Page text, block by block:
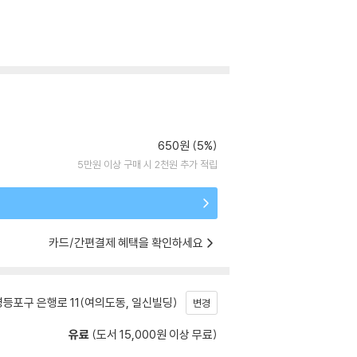
650원 (5%)
5만원 이상 구매 시 2천원 추가 적립
카드/간편결제 혜택을 확인하세요
포구 은행로 11(여의도동, 일신빌딩) 변경
유료 (도서 15,000원 이상 무료)